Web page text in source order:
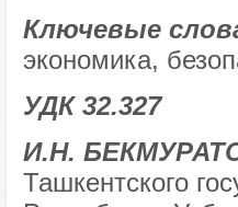
Ключевые
экономика,
УДК 32.327
И.Н.
Ташкентского